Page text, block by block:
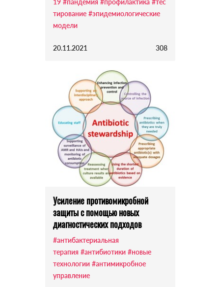
19 #пандемия #профилактика #тес
тирование #эпидемиологические
модели
20.11.2021 308
Усиление противомикробной
защиты с помощью новых
диагностических подходов
#антибактериальная
терапия #антибиотики #новые
технологии #антимикробное
управление